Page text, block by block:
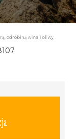
odrobiną wina i oliwy